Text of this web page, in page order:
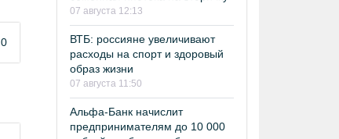
0
07 августа 12:13
ВТБ: россияне увеличивают
расходы на спорт и здоровый
образ жизни
07 августа 11:50
Альфа-Банк начислит
предпринимателям до 10 000